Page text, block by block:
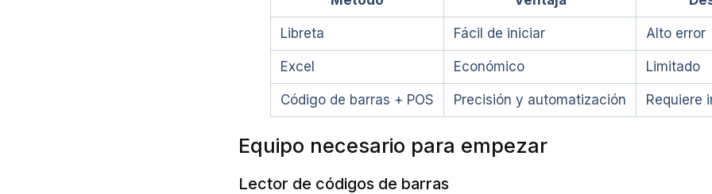
Libreta Fácil de iniciar Alto error
Excel Económico Limitado
Código de barras + POS Precisión y automatización Requiere
Equipo necesario para empezar
Lector de códigos de barras